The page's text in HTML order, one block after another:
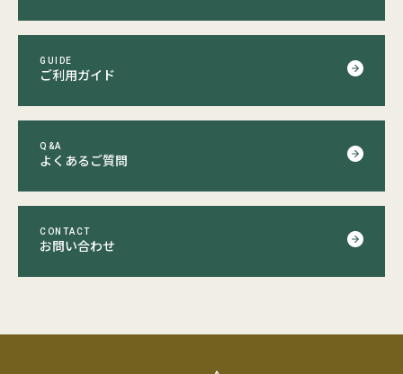
GUIDE
ご利用ガイド
Q&A
よくあるご質問
CONTACT
お問い合わせ